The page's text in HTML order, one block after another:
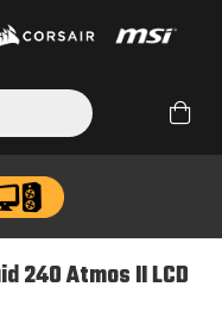
240 Atmos II LCD